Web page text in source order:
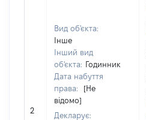
2
Вид об'єкта:
Інше
Інший вид
об'єкта: Годинник
Дата набуття
права:
[Не
відомо]
Декларує: